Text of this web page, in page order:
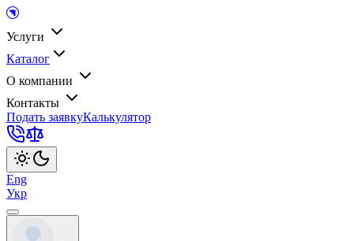
Услуги
Каталог
О компании
Контакты
Подать заявкуКалькулятор
Eng
Укр